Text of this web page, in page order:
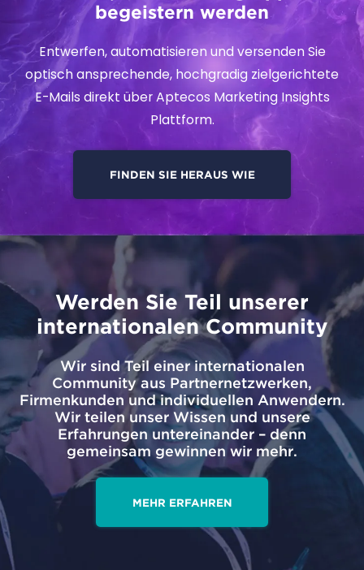
Ab:
€192/Monat
(lokale Preise verfügbar)
Broadcaster
und Response‑Raten analysieren.
Campaigner
Kundeninteraktionen mit
Event‑getriggerten und
personalisierten mehrstufigen
Kampagnen verbessern.
Orchestrator
Enterprise Level, Steigerung des ROI
auf mehr Kanälen durch
leistungsstarke und optimierte
Kampagnen.